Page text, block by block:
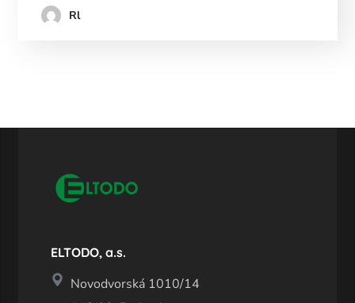
Rl
ELTODO, a.s.
Novodvorská 1010/14